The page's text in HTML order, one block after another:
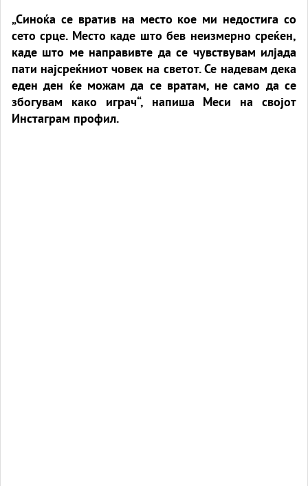
„Синоќа се вратив на место кое ми недостига со
сето срце. Место каде што бев неизмерно среќен,
каде што ме направивте да се чувствувам илјада
пати најсреќниот човек на светот. Се надевам дека
еден ден ќе можам да се вратам, не само да се
збогувам како играч“, напиша Меси на својот
Инстаграм профил.